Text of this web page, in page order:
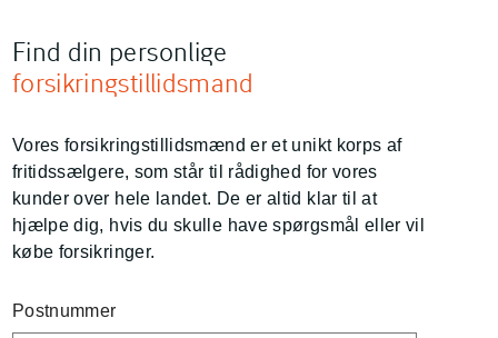
Find din personlige
forsikringstillidsmand
Vores forsikringstillidsmænd er et unikt korps af
fritidssælgere, som står til rådighed for vores
kunder over hele landet. De er altid klar til at
hjælpe dig, hvis du skulle have spørgsmål eller vil
købe forsikringer.
Postnummer